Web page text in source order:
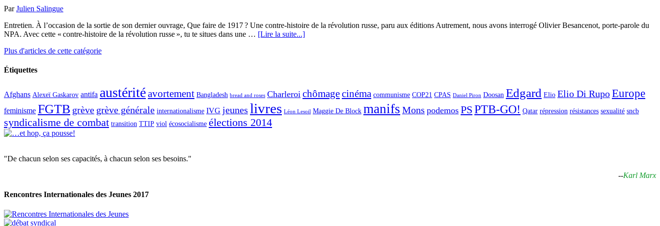
ParJulien Salingue
Entretien. À l’occasion de la sortie de son dernier ouvrage, Que faire de 1917 ? Une contre-histoire de la révolution russe, paru aux éditions Autrement, nous avons interrogé Olivier Besancenot, porte-parole du
NPA. Avec cette « contre-histoire de la révolution russe », tu te situes dans une … [Lire la suite...]
Plus d'articles de cette catégorie
Étiquettes
Afghans Alexeï Gaskarov antifa austéritéavortement Bangladesh bread and roses Charleroi chômagecinéma communisme COP21 CPAS Daniel Piron Doosan Edgard Elio Elio Di RupoEurope
feminisme FGTB grève grève générale internationalisme IVG jeunes livres Léon Lesoil Maggie De Block manifs Mons podemos PS PTB-GO! Qatar répression résistances sexualité sncb
syndicalisme de combat transition TTIP viol écosocialisme élections 2014
"De chacun selon ses capacités, à chacun selon ses besoins."
--Karl Marx
Rencontres Internationales des Jeunes 2017